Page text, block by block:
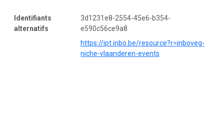
Identifiants
alternatifs
3d1231e8-2554-45e6-b354-
e590c56ce9a8
https://ipt.inbo.be/resource?r=inboveg-
niche-vlaanderen-events